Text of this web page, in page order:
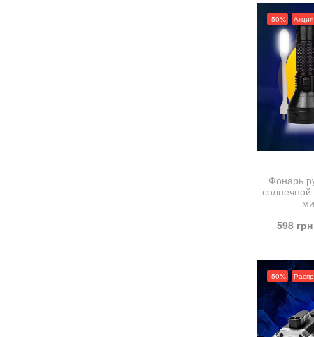
-50% Акция
Фонарь
солнечной
598грн
-50%